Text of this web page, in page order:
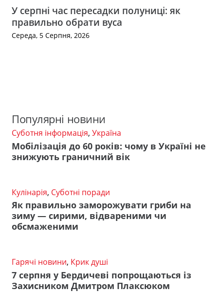
У серпні час пересадки полуниці: як
правильно обрати вуса
Середа, 5 Серпня, 2026
Популярні новини
Суботня інформація, Україна
Мобілізація до 60 років: чому в Україні не
знижують граничний вік
Кулінарія, Суботні поради
Як правильно заморожувати гриби на
зиму — сирими, відвареними чи
обсмаженими
Гарячі новини, Крик душі
7 серпня у Бердичеві попрощаються із
Захисником Дмитром Плаксюком